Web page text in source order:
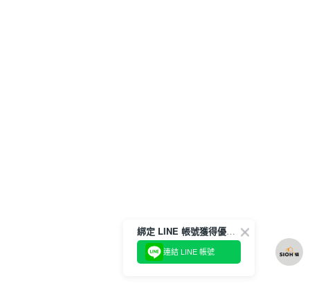
綁定 LINE 帳號獲得優惠券！
連結 LINE 帳號